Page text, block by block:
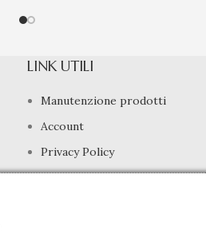
LINK UTILI
Manutenzione prodotti
Account
Privacy Policy
Gestione cookie